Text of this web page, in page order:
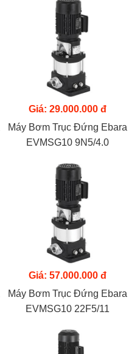
Giá: 29.000.000 đ
Máy Bơm Trục Đứng Ebara
EVMSG10 9N5/4.0
Giá: 57.000.000 đ
Máy Bơm Trục Đứng Ebara
EVMSG10 22F5/11